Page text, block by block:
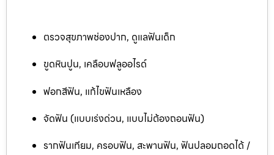
ตรวจสุขภาพช่องปาก, ดูแลฟันเด็ก
ขูดหินปูน, เคลือบฟลูออไรด์
ฟอกสีฟัน, แก้ไขฟันเหลือง
จัดฟัน (แบบเร่งด่วน, แบบไม่ต้องถอนฟัน)
รากฟันเทียม, ครอบฟัน, สะพานฟัน, ฟันปลอมถอดได้ /